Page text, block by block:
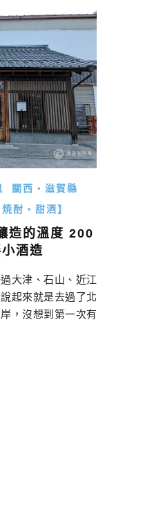
關西・滋賀縣
酎・甜酒】
造的溫度 200
酒造
大津、石山、近江
起來就是去過了北
，沒想到第一次有
訪浪乃音酒造，真